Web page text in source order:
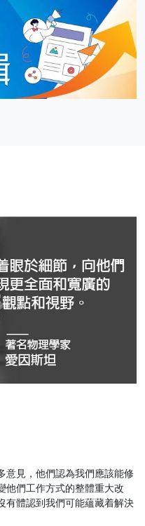
意見，他們認為我們應該能修
他們工作方式的整體重大改
有體認到我們可能蘊藏着解決